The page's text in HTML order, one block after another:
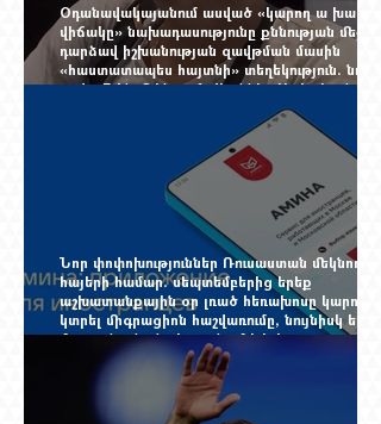
Օդանավակայանում ասված «կարող ա խառնվի
վիճակը» նախադասությունը քննության մեջ
դարձավ իշխանության զավթման մասին
«հաստատապես հայտնի» տեղեկություն. նույն
օրվա 7-ին մեկնող Հովհաննես Սահակյանը դեռ
Նոր փոփոխություններ Ռուսաստան մեկնող
հայերի համար. սեպտեմբերից երեք
աշխատանքային օր լռած հեռախոսը կարող է
կտրել միգրացիոն հաշվառումը, նույնիսկ երբ
մարդը նույն բնակարանում է և իր
փաստաթղթերը կարգին են